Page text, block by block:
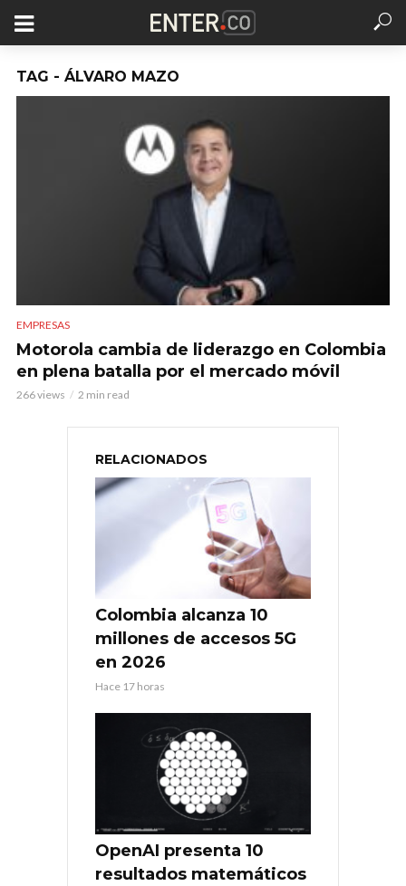
TAG - ÁLVARO MAZO
EMPRESAS
Motorola cambia de liderazgo en Colombia
en plena batalla por el mercado móvil
266 views 2 min read
RELACIONADOS
Colombia alcanza 10
millones de accesos 5G
en 2026
Hace 17 horas
OpenAI presenta 10
resultados matemáticos